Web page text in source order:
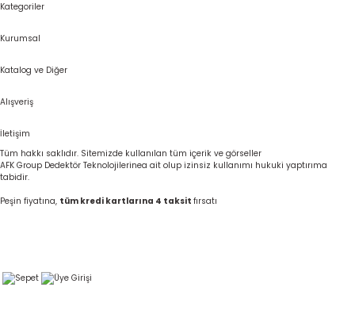
Kategoriler
Kurumsal
Katalog ve Diğer
Alışveriş
İletişim
Tüm hakkı saklıdır. Sitemizde kullanılan tüm içerik ve görseller
AFK Group Dedektör Teknolojilerinea ait olup izinsiz kullanımı hukuki yaptırıma
tabidir.
Peşin fiyatına, tüm kredi kartlarına 4 taksit fırsatı